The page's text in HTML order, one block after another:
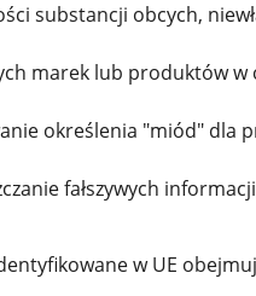
substancji obcych,
marek lub produktów w
określenia "miód" dla
fałszywych
w UE